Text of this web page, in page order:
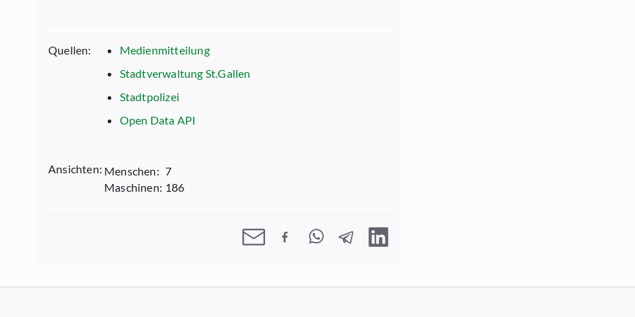
Quellen:
Medienmitteilung
Stadtverwaltung St.Gallen
Stadtpolizei
Open Data API
Ansichten: Menschen: 7
Maschinen: 186